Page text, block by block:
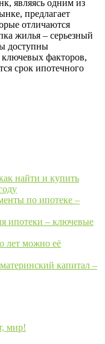
являясь одним из
предлагает
отличаются
жилья – серьезный
доступны
факторов,
срок ипотечного
найти и купить
по ипотеке –
ипотеки – ключевые
лет можно её
капитал –
мир!